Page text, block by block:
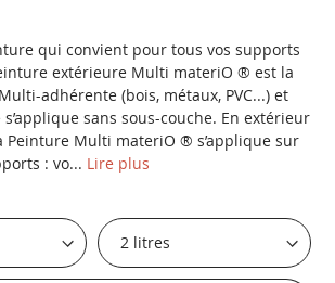
qui convient pour tous vos supports
extérieure Multi materiO ® est la
adhérente (bois, métaux, PVC...) et
sans sous-couche. En extérieur
Peinture Multi materiO ® s’applique sur
: vo... Lire plus